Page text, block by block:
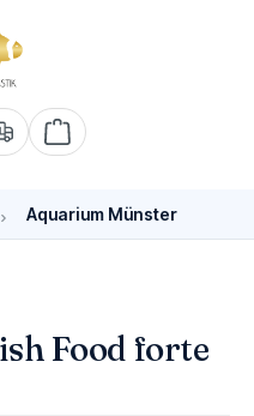
Warenkorb enthält 0
Aquarium Münster
Food forte